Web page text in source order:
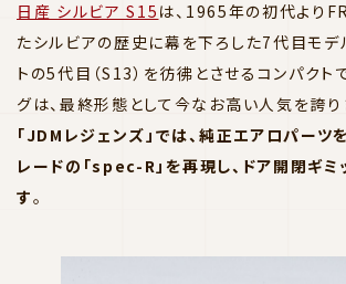
日産 シルビア S15 は、1965年の初代より
たシルビアの歴史に幕を下ろした7代目モデ
トの5代目（S13）を彷彿とさせるコンパクト
グは、最終形態として今なお高い人気を誇り
「JDMレジェンズ」では、純正エアロパーツ
レードの「spec-R」を再現し、ドア開閉ギミ
す。